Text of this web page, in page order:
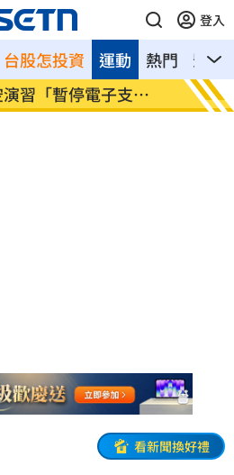
登入
台股怎投資 熱門 影音
運動
習「暫停電子支
起司
看新聞換好禮